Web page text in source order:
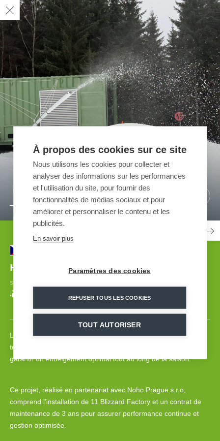
/ 02
/ 02
Harrachov | TCHÉQUIE
SOLUTION D'ENNEIGEMENT TOUT TEMPS
La station de ski de Harrachov, située au cœur des montagnes
tchèques, fait confiance à la solution
garantir un enneigement optimal tout au long de la saison.​
Ce projet, réalisé en partenariat avec Noho Prague s.r.o,
comprend l’installation de 11 Blizzard Factory et un contrat de
maintenance de 3 ans pour assurer performance continue et
gestion optimisée.
À propos des cookies sur ce site
Nous utilisons les cookies pour collecter et
analyser des informations sur les performances
et l'utilisation du site, pour fournir des
fonctionnalités de médias sociaux et pour
améliorer et personnaliser le contenu et les
publicités.
En savoir plus
Paramètres des cookies
REFUSER TOUS LES COOKIES
TOUT AUTORISER